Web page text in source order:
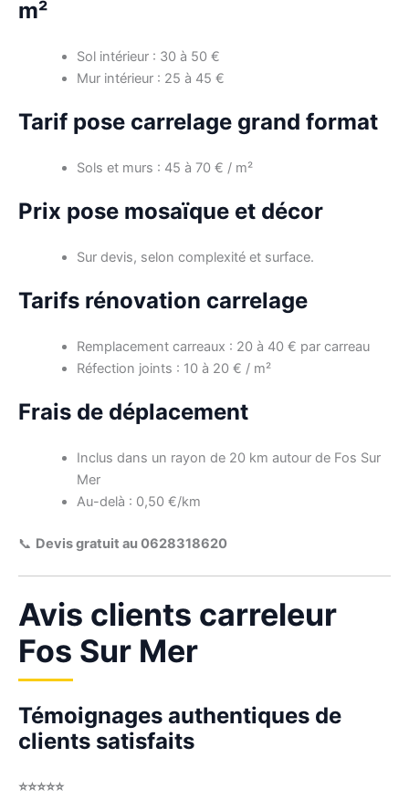
m²
Sol intérieur : 30 à 50 €
Mur intérieur : 25 à 45 €
Tarif pose carrelage grand format
Sols et murs : 45 à 70 € / m²
Prix pose mosaïque et décor
Sur devis, selon complexité et surface.
Tarifs rénovation carrelage
Remplacement carreaux : 20 à 40 € par carreau
Réfection joints : 10 à 20 € / m²
Frais de déplacement
Inclus dans un rayon de 20 km autour de Fos Sur
Mer
Au-delà : 0,50 €/km
📞 Devis gratuit au 0628318620
Avis clients carreleur
Fos Sur Mer
Témoignages authentiques de
clients satisfaits
⭐⭐⭐⭐⭐